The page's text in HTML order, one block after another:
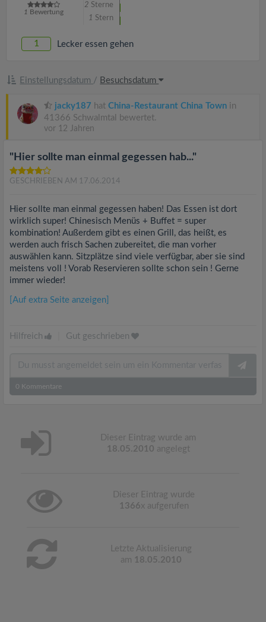
1 Bewertung
2 Sterne
1 Stern
1 Lecker essen gehen
Einstellungsdatum / Besuchsdatum
jacky187 hat China-Restaurant China Town in
41366 Schwalmtal bewertet.
vor 12 Jahren
"Hier sollte man einmal gegessen hab..."
GESCHRIEBEN AM 17.06.2014
Hier sollte man einmal gegessen haben! Das Essen ist dort
wirklich super! Chinesisch Menüs + Buffet = super
kombination! Außerdem gibt es einen Grill, das heißt, es
werden auch frisch Sachen zubereitet, die man vorher
auswählen kann. Sitzplätze sind viele verfügbar, aber sie sind
meistens voll ! Vorab Reservieren sollte schon sein ! Gerne
immer wieder!
[Auf extra Seite anzeigen]
Hilfreich Gut geschrieben
0 Kommentare
Dieser Eintrag wurde am
18.05.2010 angelegt
Dieser Eintrag wurde
1366x aufgerufen
Letzte Aktualisierung
am 18.05.2010